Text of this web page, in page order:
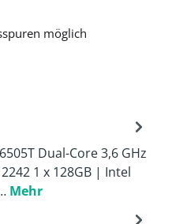
möglich
Dual-Core 3,6 GHz
1 x 128GB | Intel
Mehr